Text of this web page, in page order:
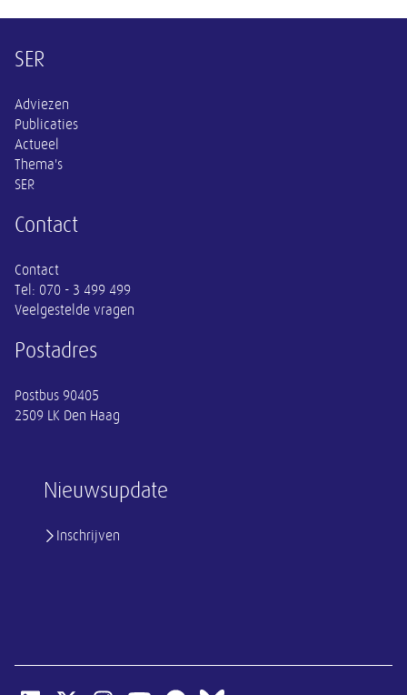
Overige informatie
Nieuwsupdate
Inschrijven
SER
Adviezen
Publicaties
Actueel
Thema's
SER
Contact
Contact
Tel: 070 - 3 499 499
Veelgestelde vragen
Postadres
Postbus 90405
2509 LK Den Haag